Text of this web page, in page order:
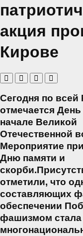
акция
Кирове
Сегодня по всей
отмечается
начале Великой
Отечественной
Мероприятие
Дню памяти и
отметили, что
составляющих
обеспечении
фашизмом стала